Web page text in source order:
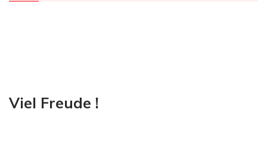
Viel Freude !